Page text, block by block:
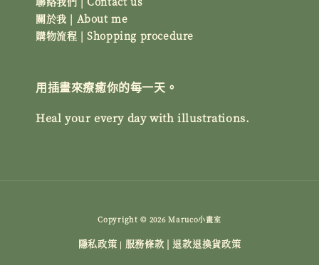
關於我 | About me
購物流程 | Shopping procedure
用插畫來療癒你的每一天。
Heal your every day with illustrations.
Copyright © 2026 Maruco小畫室
隱私政策 | 服務條款 | 退款退換貨政策